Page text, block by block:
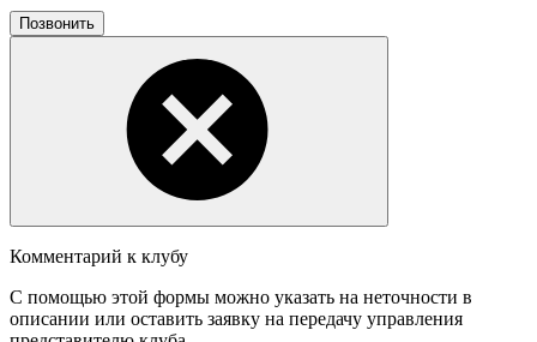
Позвонить
Комментарий к клубу
С помощью этой формы можно указать на неточности в
описании или оставить заявку на передачу управления